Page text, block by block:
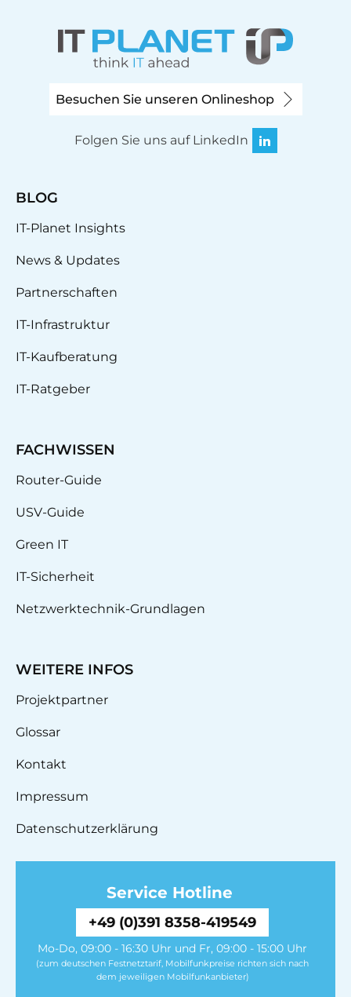
Besuchen Sie unseren Onlineshop
Folgen Sie uns auf LinkedIn
BLOG
IT-Planet Insights
News & Updates
Partnerschaften
IT-Infrastruktur
IT-Kaufberatung
IT-Ratgeber
FACHWISSEN
Router-Guide
USV-Guide
Green IT
IT-Sicherheit
Netzwerktechnik-Grundlagen
WEITERE INFOS
Projektpartner
Glossar
Kontakt
Impressum
Datenschutzerklärung
Service Hotline
+49 (0)391 8358-419549
Mo-Do, 09:00 - 16:30 Uhr und Fr, 09:00 - 15:00 Uhr
(zum deutschen Festnetztarif, Mobilfunkpreise richten sich nach
dem jeweiligen Mobilfunkanbieter)